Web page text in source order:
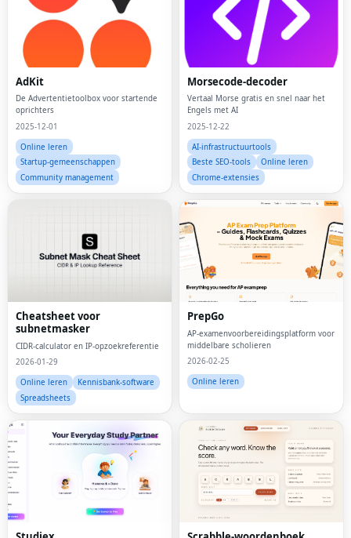
AdKit
De Advertentietoolbox voor startende
oprichters
2025-12-01
Online leren
Startup-gemeenschappen
Community management
Morsecode-decoder
Vertaal Morse gratis en snel naar het
Engels met AI
2025-12-22
AI-infrastructuurtools
Beste SEO-tools
Online leren
Chrome-extensies
Cheatsheet voor
subnetmasker
CIDR-calculator en IP-opzoekreferentie
2026-01-29
Online leren
Kennisbank-software
Spreadsheets
PrepGo
AP-examenvoorbereidingsplatform voor
middelbare scholieren
2026-02-25
Online leren